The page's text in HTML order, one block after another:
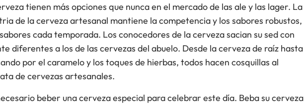
tienen más opciones que nunca en el mercado de las ale y las lager. La
de la cerveza artesanal mantiene la competencia y los sabores robustos,
cada temporada. Los conocedores de la cerveza sacian su sed con
diferentes a los de las cervezas del abuelo. Desde la cerveza de raíz hasta
por el caramelo y los toques de hierbas, todos hacen cosquillas al
de cervezas artesanales.
beber una cerveza especial para celebrar este día. Beba su cerveza